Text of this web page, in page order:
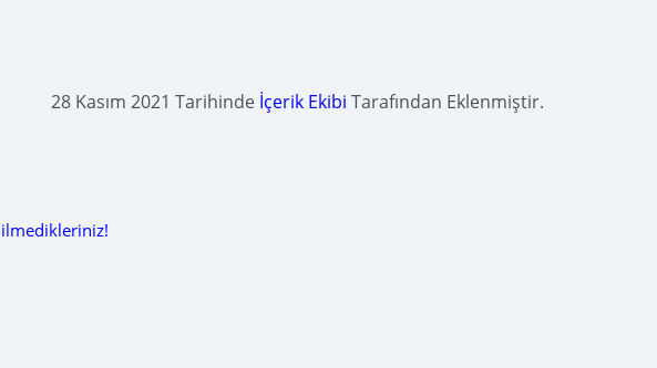
28 Kasım 2021 Tarihinde İçerik Ekibi Tarafından Eklenmiştir.